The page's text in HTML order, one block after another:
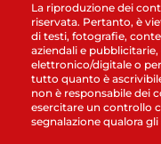
La riproduzione dei
riservata. Pertanto, è
di testi, fotografie,
aziendali e
elettronico/digitale o
tutto quanto è
non è responsabile dei
esercitare un controllo
segnalazione qualora